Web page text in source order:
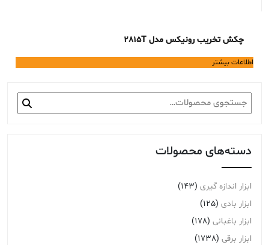
چکش تخریب رونیکس مدل 2815T
اطلاعات بیشتر
جستجو
برای:
دسته‌های محصولات
ابزار اندازه گیری (143)
ابزار بادی (125)
ابزار باغبانی (178)
ابزار برقی (1738)